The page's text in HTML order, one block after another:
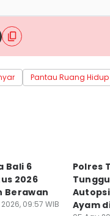
Pantau Ruang Hidup
Bali 6
2026
Berawan
09:57 WIB
Polres
Ayam